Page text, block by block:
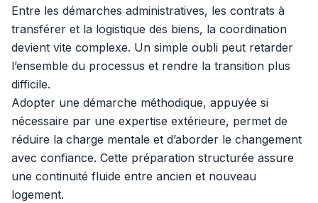
Entre les démarches administratives, les contrats à
transférer et la logistique des biens, la coordination
devient vite complexe. Un simple oubli peut retarder
l’ensemble du processus et rendre la transition plus
difficile.
Adopter une démarche méthodique, appuyée si
nécessaire par une expertise extérieure, permet de
réduire la charge mentale et d’aborder le changement
avec confiance. Cette préparation structurée assure
une continuité fluide entre ancien et nouveau
logement.